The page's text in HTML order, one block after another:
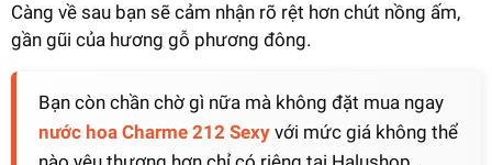
Càng về sau bạn sẽ cảm nhận rõ rệt hơn chút nồng ấm,
gần gũi của hương gỗ phương đông.
Bạn còn chần chờ gì nữa mà không đặt mua ngay
nước hoa Charme 212 Sexy với mức giá không thể